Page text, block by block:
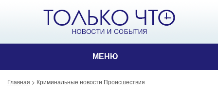
МЕНЮ
Главная > Криминальные новости Происшествия